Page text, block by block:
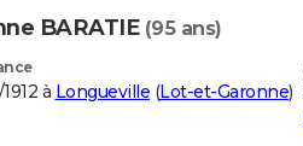
BARATIE (95 ans)
à Longueville (Lot-et-Garonne)